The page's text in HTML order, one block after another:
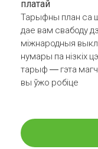
платай
Тарыфны план са
дае вам свабоду
міжнародныя
нумары па нізкіх
тарыф — гэта
вы ўжо робіце